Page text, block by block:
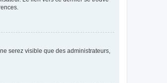
serez visible que des administrateurs,